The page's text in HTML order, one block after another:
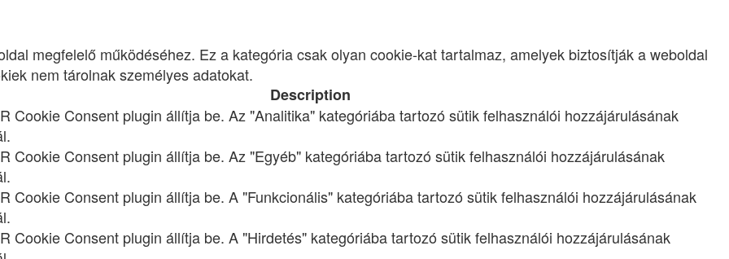
megfelelő működéséhez. Ez a kategória csak olyan cookie-kat tartalmaz, amelyek biztosítják a weboldal
nem tárolnak személyes adatokat.
Description
Cookie Consent plugin állítja be. Az "Analitika" kategóriába tartozó sütik felhasználói hozzájárulásának
Cookie Consent plugin állítja be. Az "Egyéb" kategóriába tartozó sütik felhasználói hozzájárulásának
Cookie Consent plugin állítja be. A "Funkcionális" kategóriába tartozó sütik felhasználói hozzájárulásának
Cookie Consent plugin állítja be. A "Hirdetés" kategóriába tartozó sütik felhasználói hozzájárulásának